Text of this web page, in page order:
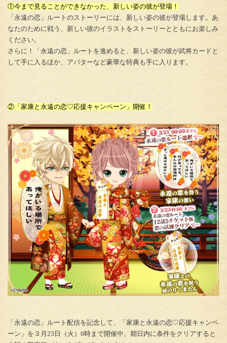
①今まで見ることができなかった、新しい姿の彼が登場！
「永遠の恋」ルートのストーリーには、新しい姿の彼が登場します。あ
なたのために戦う、新しい彼のイラストをストーリーとともにお楽しみ
ください。
さらに！「永遠の恋」ルートを進めると、新しい姿の彼が武将カードと
して手に入るほか、アバターなど豪華な特典も手に入ります。
②「家康と永遠の恋♡応援キャンペーン」開催！
「永遠の恋」ルート配信を記念して、「家康と永遠の恋♡応援キャンペ
ーン」を３月23日（火）0時まで開催中。期日内に条件をクリアすると